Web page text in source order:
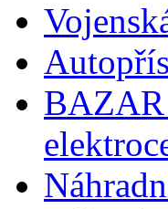
BAZAR